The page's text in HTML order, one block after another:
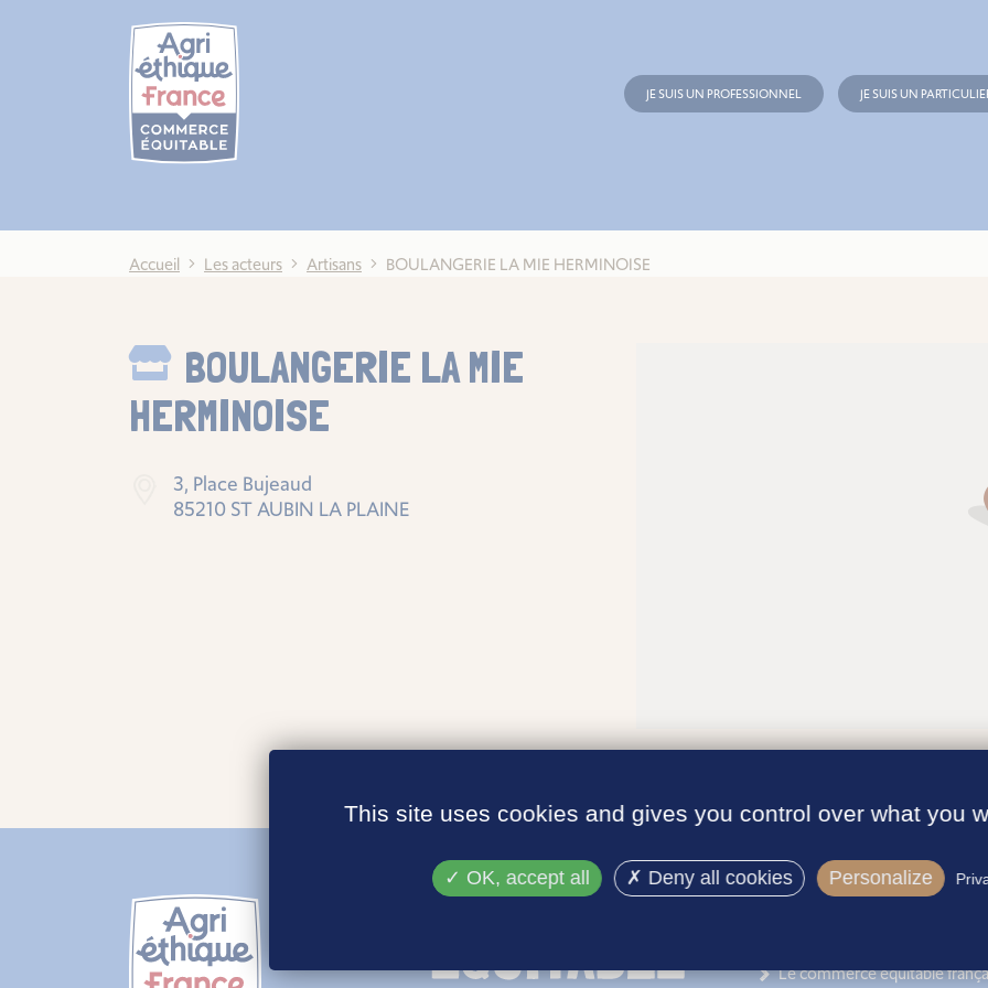
JE SUIS UN PROFESSIONNEL JE SUIS UN
Accueil Les acteurs Artisans BOULANGERIE LA MIE HERMINOISE
BOULANGERIE LA MIE
HERMINOISE
3, Place Bujeaud
85210 ST AUBIN LA PLAINE
Le commerce équitable
This site uses cookies and gives you control over what you
OK, accept all Deny all cookies Personalize